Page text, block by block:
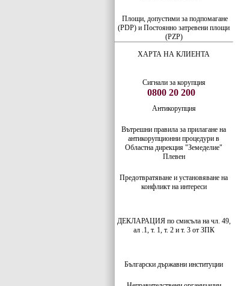
Площи, допустими за подпомагане
(PDP) и Постоянно затревени площи
(PZP)
ХАРТА НА КЛИЕНТА
Сигнали за корупция
0800 20 200
Антикорупция
Вътрешни правила за прилагане на
антикорупционни процедури в
Областна дирекция "Земеделие"
Плевен
Предотвратяване и установяване на
конфликт на интереси
ДЕКЛАРАЦИЯ по смисъла на чл. 49,
ал .1, т. 1, т. 2 и т. 3 от ЗПК
Български държавни институции